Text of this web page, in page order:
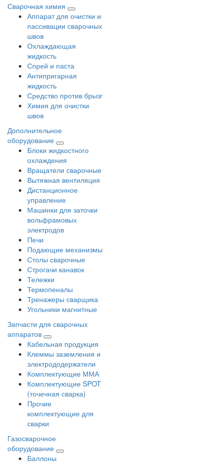
Сварочная химия
Аппарат для очистки и
пассивации сварочных
швов
Охлаждающая
жидкость
Спрей и паста
Антипригарная
жидкость
Средство против брызг
Химия для очистки
швов
Дополнительное
оборудование
Блоки жидкостного
охлаждения
Вращатели сварочные
Вытяжная вентиляция
Дистанционное
управление
Машинки для заточки
вольфрамовых
электродов
Печи
Подающие механизмы
Столы сварочные
Строгачи канавок
Тележки
Термопеналы
Тренажеры сварщика
Угольники магнитные
Запчасти для сварочных
аппаратов
Кабельная продукция
Клеммы заземления и
электрододержатели
Комплектующие ММА
Комплектующие SPOT
(точечная сварка)
Прочие
комплектующие для
сварки
Газосварочное
оборудование
Баллоны